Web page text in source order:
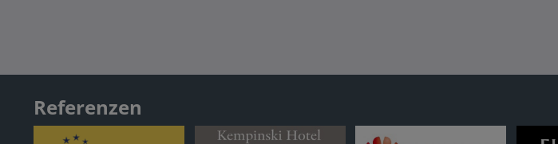
Referenzen